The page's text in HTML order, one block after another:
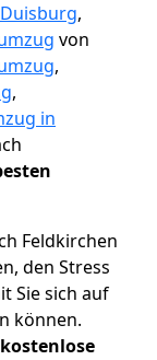
,
von
,
,
in
Feldkirchen
den Stress
Sie sich auf
können.
kostenlose